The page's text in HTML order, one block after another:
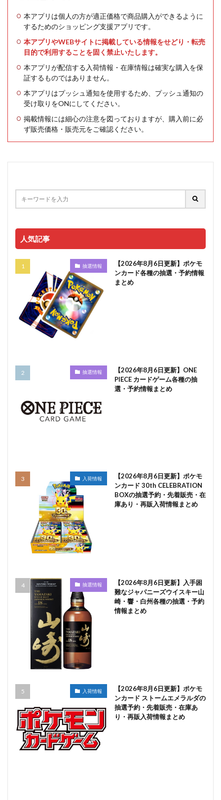
本アプリは個人の方が適正価格で商品購入ができるように
するためのショッピング支援アプリです。
本アプリやWEBサイトに掲載している情報をせどり・転売
目的で利用することを固く禁止いたします。
本アプリが配信する入荷情報・在庫情報は確実な購入を保
証するものではありません。
本アプリはプッシュ通知を使用するため、プッシュ通知の
受け取りをONにしてください。
掲載情報には細心の注意を図っておりますが、購入前に必
ず販売価格・販売元をご確認ください。
人気記事
抽選情報
【2026年8月6日更新】ポケモ
ンカード各種の抽選・予約情報
まとめ
抽選情報
【2026年8月6日更新】ONE
PIECE カードゲーム各種の抽
選・予約情報まとめ
入荷情報
【2026年8月6日更新】ポケモ
ンカード 30th CELEBRATION
BOXの抽選予約・先着販売・在
庫あり・再販入荷情報まとめ
抽選情報
【2026年8月6日更新】入手困
難なジャパニーズウイスキー山
崎・響・白州各種の抽選・予約
情報まとめ
入荷情報
【2026年8月6日更新】ポケモ
ンカード ストームエメラルダの
抽選予約・先着販売・在庫あ
り・再販入荷情報まとめ